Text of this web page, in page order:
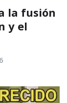
la fusión
y el